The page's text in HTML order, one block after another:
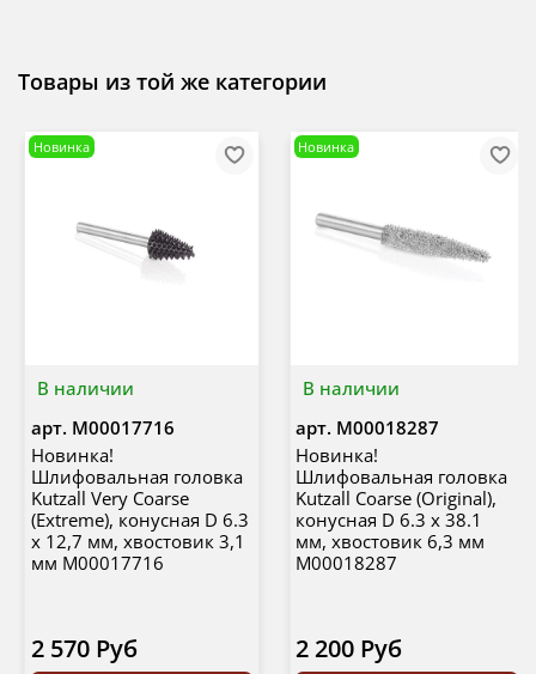
Товары из той же категории
В наличии
Новинка
арт. М00017716
Новинка!
Шлифовальная головка
Kutzall Very Coarse
(Extreme), конусная D 6.3
х 12,7 мм, хвостовик 3,1
мм М00017716
2 570 Руб
В наличии
Новинка
арт. М00018287
Новинка!
Шлифовальная головка
Kutzall Coarse (Original),
конусная D 6.3 х 38.1
мм, хвостовик 6,3 мм
М00018287
2 200 Руб